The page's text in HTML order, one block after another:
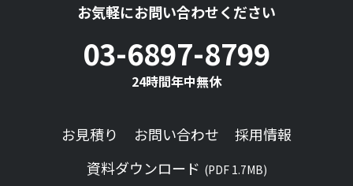
お気軽にお問い合わせください
03-6897-8799
24時間年中無休
お見積り お問い合わせ
採用情報
資料ダウンロード (PDF 1.7MB)